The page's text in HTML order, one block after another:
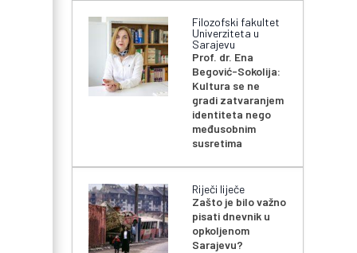
Filozofski fakultet
Univerziteta u
Sarajevu
Prof. dr. Ena
Begović-Sokolija:
Kultura se ne
gradi zatvaranjem
identiteta nego
međusobnim
susretima
Riječi liječe
Zašto je bilo važno
pisati dnevnik u
opkoljenom
Sarajevu?